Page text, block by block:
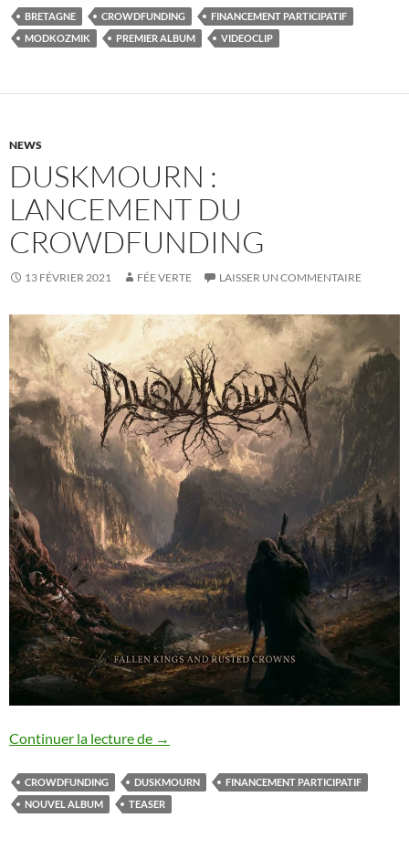
BRETAGNE CROWDFUNDING
FINANCEMENT PARTICIPATIF
MODKOZMIK
PREMIER ALBUM VIDEOCLIP
NEWS
DUSKMOURN :
LANCEMENT DU
CROWDFUNDING
13 FÉVRIER 2021 FÉE VERTE LAISSER UN COMMENTAIRE
Continuer la lecture de Duskmourn : lancement du
→
CROWDFUNDING DUSKMOURN
FINANCEMENT PARTICIPATIF
NOUVEL ALBUM
TEASER